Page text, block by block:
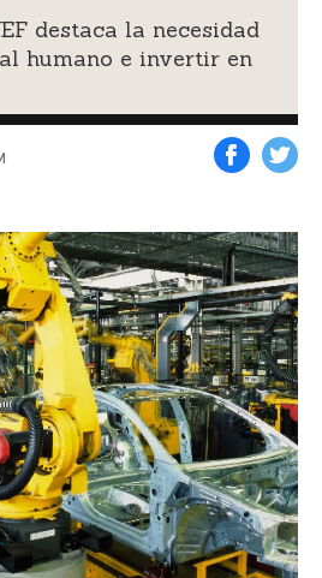
destaca la necesidad
humano e invertir en